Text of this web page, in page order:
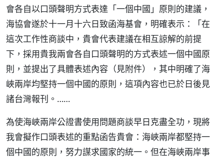
會各自以口頭聲明方式表達「一個中國」原則的建議，
海協會遂於十一月十六日致函海基會，明確表示：「在
這次工作性商談中，貴會代表建議在相互諒解的前提
下，採用貴我兩會各自口頭聲明的方式表述一個中國原
則，並提出了具體表述內容（見附件），其中明確了海
峽兩岸均堅持一個中國的原則，這項內容也已於日後見
諸台灣報刊。……
為使海峽兩岸公證書使用問題商談早日克盡全功，現將
我會擬作口頭表述的重點函告貴會：海峽兩岸都堅持一
個中國的原則，努力謀求國家的統一。但在海峽兩岸事